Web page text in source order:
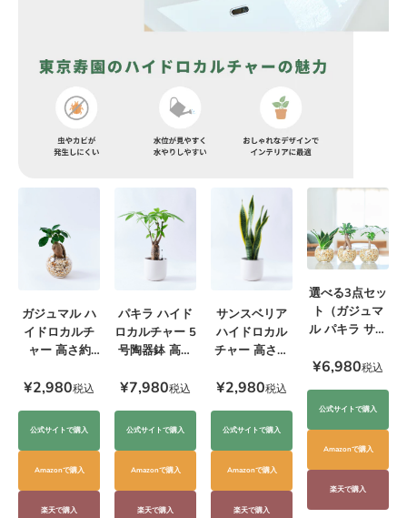
ガジュマル ハ
イドロカルチ
ャー 高さ約
¥2,980税込
公式サイトで購入
Amazonで購入
楽天で購入
パキラ ハイド
ロカルチャー 5
号陶器鉢 高さ
¥7,980税込
公式サイトで購入
Amazonで購入
楽天で購入
サンスベリア
ハイドロカル
チャー 高さ約
¥2,980税込
公式サイトで購入
Amazonで購入
楽天で購入
選べる3点セッ
ト（ガジュマ
ル パキラ サン
¥6,980税込
公式サイトで購入
Amazonで購入
楽天で購入